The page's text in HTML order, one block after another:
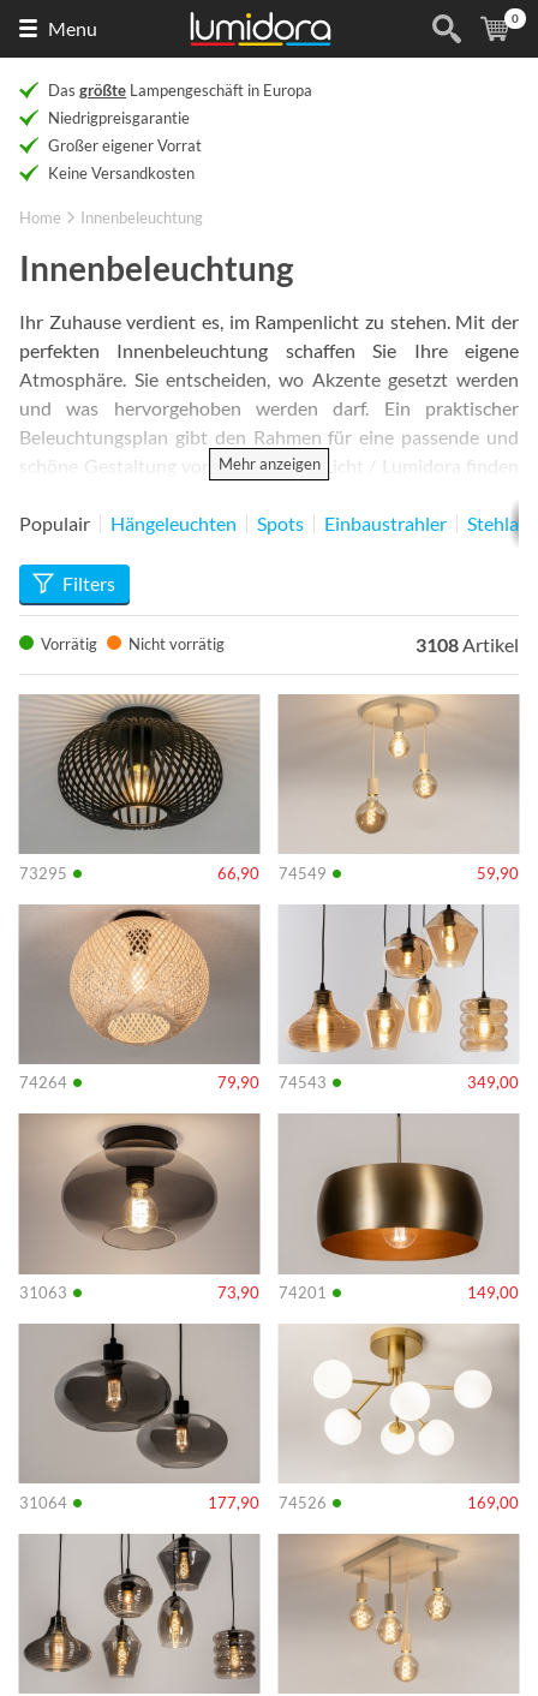
Menu (
0
Das größte Lampengeschäft in Europa
Niedrigpreisgarantie
Großer eigener Vorrat
Keine Versandkosten
Home Innenbeleuchtung
Innenbeleuchtung
Ihr Zuhause verdient es, im Rampenlicht zu stehen. Mit der
perfekten Innenbeleuchtung schaffen Sie Ihre eigene
Atmosphäre. Sie entscheiden, wo Akzente gesetzt werden
und was hervorgehoben werden darf. Ein praktischer
Beleuchtungsplan gibt den Rahmen für eine passende und
schöne Gestaltung vor. Bei Rietveld Licht / Lumidora finden
bringt.
Mehr anzeigen
Populair Hängeleuchten Spots Einbaustrahler
Filters
Vorrätig Nicht vorrätig 3108Artikel
73295 • 66,90
Info
74549 • 59,90
Info
74264 • 79,90
Info
74543 • 349,00
Info
31063 • 73,90
Info
74201 • 149,00
Info
31064 • 177,90
Info
74526 • 169,00
Info
Info Info